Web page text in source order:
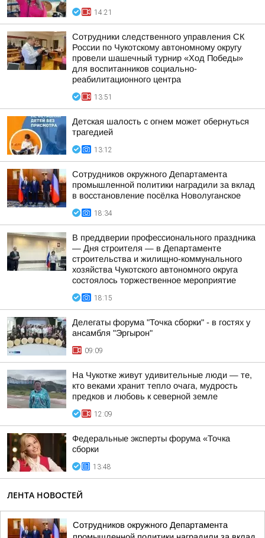
14:21
Сотрудники следственного управления СК
России по Чукотскому автономному округу
провели шашечный турнир «Ход Победы»
для воспитанников социально-
реабилитационного центра
13:51
Детская шалость с огнем может обернуться
трагедией
13:12
Сотрудников окружного Департамента
промышленной политики наградили за вклад
в восстановление посёлка Новолуганское
18:34
В преддверии профессионального праздника
— Дня строителя — в Департаменте
строительства и жилищно-коммунального
хозяйства Чукотского автономного округа
состоялось торжественное мероприятие
18:15
Делегаты форума "Точка сборки" - в гостях у
ансамбля "Эргырон"
09:09
На Чукотке живут удивительные люди — те,
кто веками хранит тепло очага, мудрость
предков и любовь к северной земле
12:09
Федеральные эксперты форума «Точка
сборки
13:48
ЛЕНТА НОВОСТЕЙ
Сотрудников окружного Департамента